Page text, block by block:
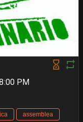
PM
assemblea